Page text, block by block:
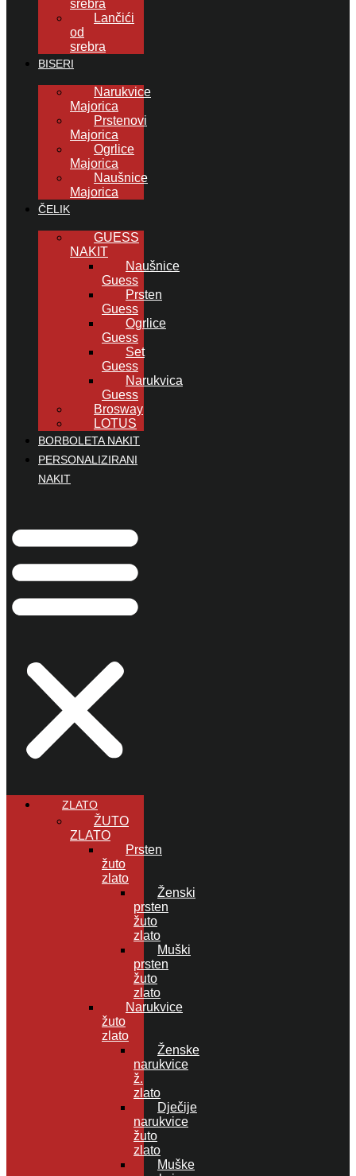
srebra
Lančići
od
srebra
BISERI
Narukvice
Majorica
Prstenovi
Majorica
Ogrlice
Majorica
Naušnice
Majorica
ČELIK
GUESS
NAKIT
Naušnice
Guess
Prsten
Guess
Ogrlice
Guess
Set
Guess
Narukvica
Guess
Brosway
LOTUS
BORBOLETA NAKIT
PERSONALIZIRANI
NAKIT
ZLATO
ŽUTO
ZLATO
Prsten
žuto
zlato
Ženski
prsten
žuto
zlato
Muški
prsten
žuto
zlato
Narukvice
žuto
zlato
Ženske
narukvice
ž.
zlato
Dječije
narukvice
žuto
zlato
Muške